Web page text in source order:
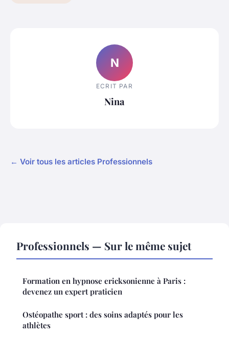
N
ECRIT PAR
Nina
← Voir tous les articles Professionnels
Professionnels — Sur le même sujet
Formation en hypnose ericksonienne à Paris :
devenez un expert praticien
Ostéopathe sport : des soins adaptés pour les
athlètes